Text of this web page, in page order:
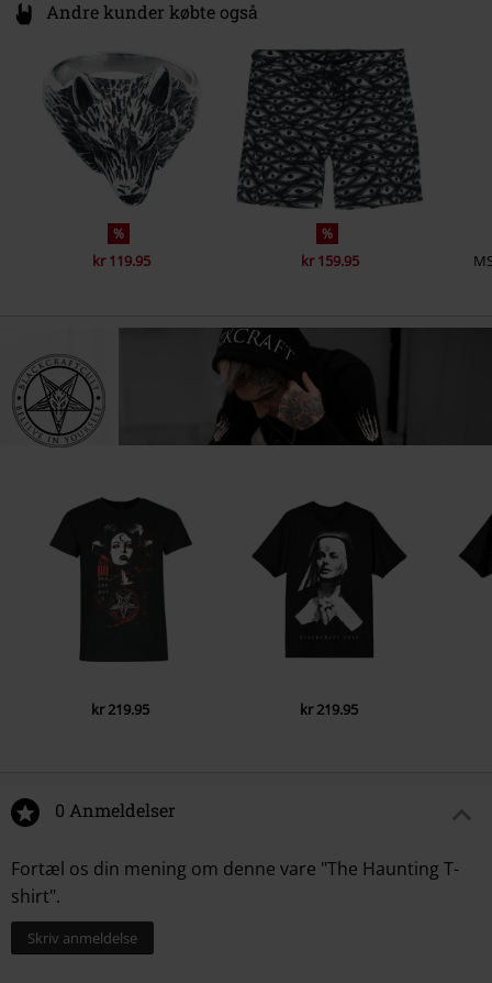
Andre kunder købte også
%
kr 119.95
%
kr 159.95
kr 219.95 kr 219.95
0 Anmeldelser
Fortæl os din mening om denne vare "The Haunting T-
shirt".
Skriv anmeldelse